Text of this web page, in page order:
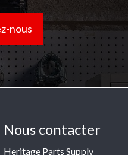
nous
Nous contacter
Heritage Parts Supply